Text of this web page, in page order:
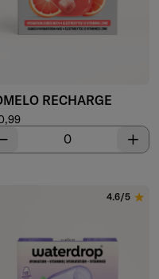
RECHARGE
de venta
4.6/5